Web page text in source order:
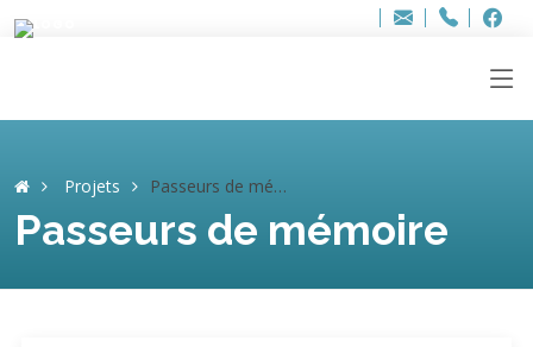
Adresse
info..hâthe..
Tel.
Tel.
Projets Passeurs de mémoire
Passeurs de mémoire